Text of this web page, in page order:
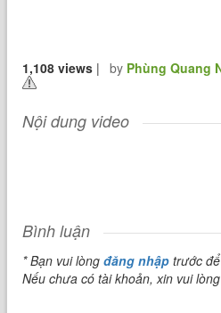
1,108 views | by Phùng Quang
Nội dung video
Bình luận
* Bạn vui lòngđăng nhập trước
Nếu chưa có tài khoản, xin vui